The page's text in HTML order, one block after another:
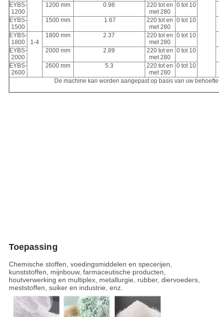
EYBS-
1200
1200 mm 0.98
220 tot en
met 280
0 tot 10
EYBS-
1500
1500 mm 1.67
220 tot en
met 280
0 tot 10
EYBS-
1800
1-4
1800 mm 2.37
220 tot en
met 280
0 tot 10
EYBS-
2000
2000 mm 2.89
220 tot en
met 280
0 tot 10
EYBS-
2600
2600 mm 5.3
220 tot en
met 280
0 tot 10
De machine kan worden aangepast op basis van uw behoefte
Toepassing
Chemische stoffen, voedingsmiddelen en specerijen,
kunststoffen, mijnbouw, farmaceutische producten,
houtverwerking en multiplex, metallurgie, rubber, diervoeders,
meststoffen, suiker en industrie, enz.